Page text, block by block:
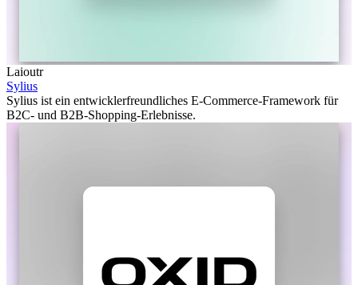
Laioutr
Sylius
Sylius ist ein entwicklerfreundliches E-Commerce-Framework für
B2C- und B2B-Shopping-Erlebnisse.